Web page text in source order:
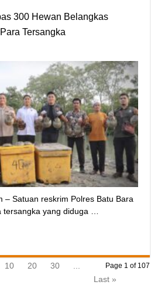
300 Hewan Belangkas
Tersangka
– Satuan reskrim Polres Batu Bara
yang diduga …
Page 1 of 107
10 20 30
Last »